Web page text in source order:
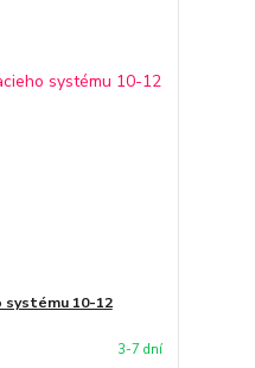
systému 10-12
3-7 dní